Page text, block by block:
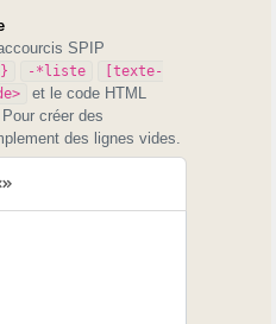
SPIP
-*liste
[texte-
et le code HTML
. Pour créer des
des lignes vides.